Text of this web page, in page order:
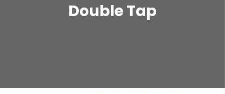
Double Tap